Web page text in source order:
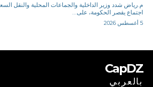
م.رياض شدد وزير الداخلية والجماعات المحلية والنقل
اجتماع يقصر الحكومة، على...
5 أغسطس 2026
CapDZ
بالعربي